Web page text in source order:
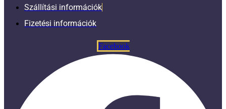
Szállítási információk
Fizetési információk
Facebook